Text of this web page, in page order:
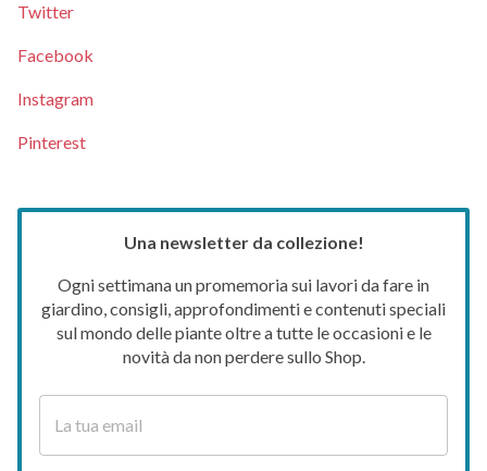
Twitter
Facebook
Instagram
Pinterest
Una newsletter da collezione!
Ogni settimana un promemoria sui lavori da fare in
giardino, consigli, approfondimenti e contenuti speciali
sul mondo delle piante oltre a tutte le occasioni e le
novità da non perdere sullo Shop.